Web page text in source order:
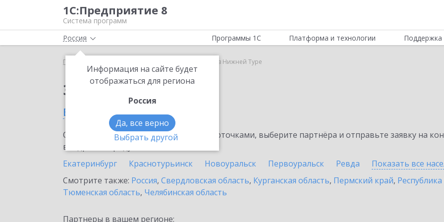
1С:Предприятие 8
Система программ
Россия
Информация на сайте будет
отображаться для региона
Россия
Да, все верно
Выбрать другой
Программы 1С Платформа и технологии Поддержка
Главная 1С:Кредит в Нижней Туре
Заказать 1С:Кредит
в Нижней Туре
Ознакомьтесь с информационными карточками, выберите партнёра и отправьте заявку на
внедрение продукта.
Екатеринбург
Краснотурьинск Новоуральск Первоуральск Ревда Показать все
Смотрите также: Россия, Свердловская область, Курганская область, Пермский край,
Тюменская область, Челябинская область
Партнеры в вашем регионе: